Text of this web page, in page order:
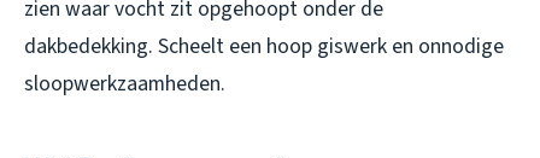
zien waar vocht zit opgehoopt onder de
dakbedekking. Scheelt een hoop giswerk en onnodige
sloopwerkzaamheden.